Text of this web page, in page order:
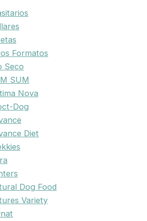
Formatos
Seco
SUM
Nova
Dog
Diet
Dog Food
Variety